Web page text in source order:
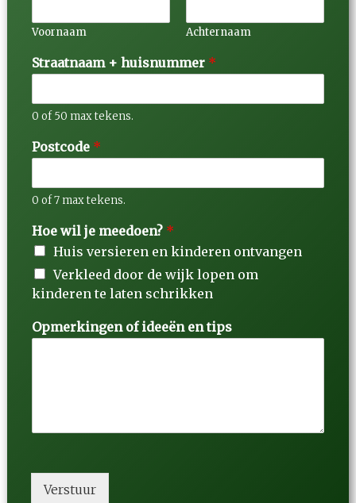
Voornaam Achternaam
Straatnaam + huisnummer *
0 of 50 max tekens.
Postcode *
0 of 7 max tekens.
Hoe wil je meedoen? *
Huis versieren en kinderen ontvangen
Verkleed door de wijk lopen om
kinderen te laten schrikken
Opmerkingen of ideeën en tips
Verstuur